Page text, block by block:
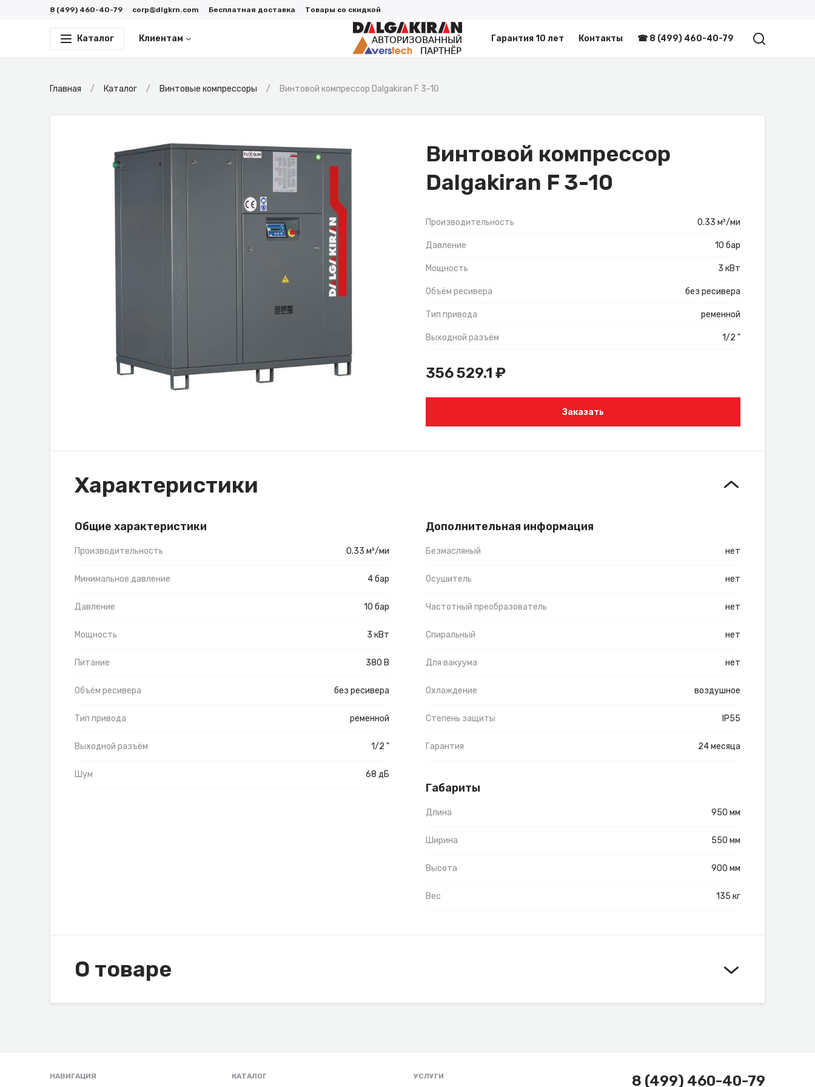
8 (499) 460-40-79 corp@dlgkrn.com Бесплатная доставка Товары со скидкой
Каталог Клиентам Гарантия 10 лет Контакты ☎ 8 (499) 460-40-79
Главная Каталог Винтовые компрессоры Винтовой компрессор Dalgakiran F 3-10
Винтовой компрессор
Dalgakiran F 3-10
Производительность 0.33 м³/ми
Давление 10 бар
Мощность 3 кВт
Объём ресивера без ресивера
Тип привода ременной
Выходной разъём 1/2 "
356 529.1 ₽
Заказать
Характеристики
Общие характеристики
Производительность 0.33 м³/ми
Минимальное давление 4 бар
Давление 10 бар
Мощность 3 кВт
Питание 380 В
Объём ресивера без ресивера
Тип привода ременной
Выходной разъём 1/2 "
Шум 68 дБ
Дополнительная информация
Безмасляный нет
Осушитель нет
Частотный преобразователь нет
Спиральный нет
Для вакуума нет
Охлаждение воздушное
Степень защиты IP55
Гарантия 24 месяца
Габариты
Длина 950 мм
Ширина 550 мм
Высота 900 мм
Вес 135 кг
О товаре
НАВИГАЦИЯ КАТАЛОГ УСЛУГИ 8 (499) 460-40-79